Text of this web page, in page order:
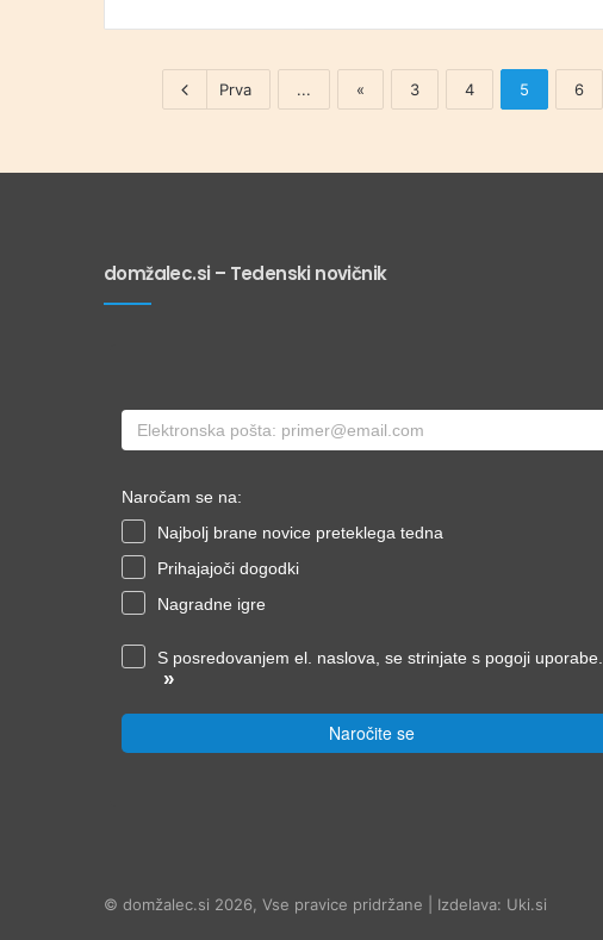
Prva ... « 3 4 5 6
domžalec.si – Tedenski novičnik
Naročam se na:
Najbolj brane novice preteklega tedna
Prihajajoči dogodki
Nagradne igre
S posredovanjem el. naslova, se strinjate s pogoji uporabe.
»
Naročite se
© domžalec.si 2026, Vse pravice pridržane | Izdelava: Uki.si